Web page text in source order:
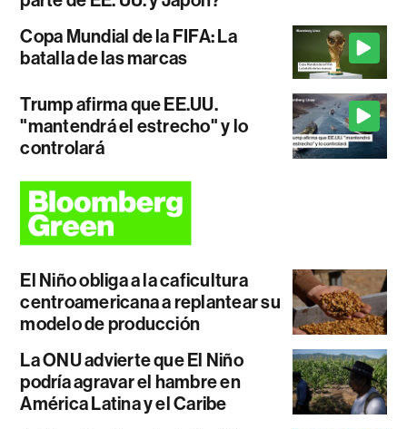
Copa Mundial de la FIFA: La
batalla de las marcas
Trump afirma que EE.UU.
"mantendrá el estrecho" y lo
controlará
El Niño obliga a la caficultura
centroamericana a replantear su
modelo de producción
La ONU advierte que El Niño
podría agravar el hambre en
América Latina y el Caribe